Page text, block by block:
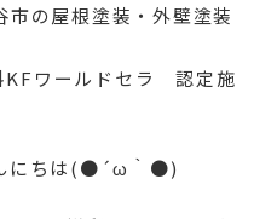
の屋根塗装・外壁塗装
KFワールドセラ 認定施
にちは(●´ω｀●)